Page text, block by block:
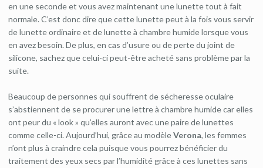
en une seconde et vous avez maintenant une lunette tout à fait
normale. C’est donc dire que cette lunette peut à la fois vous servir
de lunette ordinaire et de lunette à chambre humide lorsque vous
en avez besoin. De plus, en cas d’usure ou de perte du joint de
silicone, sachez que celui-ci peut-être acheté sans problème par la
suite.
Beaucoup de personnes qui souffrent de sécheresse oculaire
s’abstiennent de se procurer une lettre à chambre humide car elles
ont peur du « look » qu’elles auront avec une paire de lunettes
comme celle-ci. Aujourd’hui, grâce au modèleVerona, les femmes
n’ont plus à craindre cela puisque vous pourrez bénéficier du
traitement des yeux secs par l’humidité grâce à ces lunettes sans